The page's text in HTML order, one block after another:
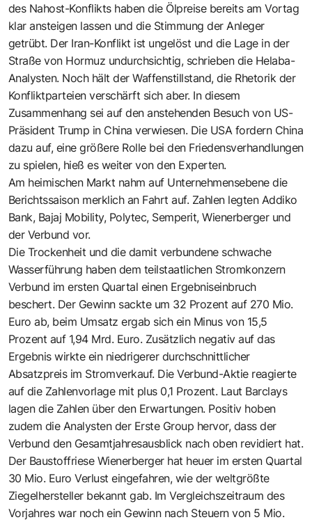
des Nahost-Konflikts haben die Ölpreise bereits am Vortag
klar ansteigen lassen und die Stimmung der Anleger
getrübt. Der Iran-Konflikt ist ungelöst und die Lage in der
Straße von Hormuz undurchsichtig, schrieben die Helaba-
Analysten. Noch hält der Waffenstillstand, die Rhetorik der
Konfliktparteien verschärft sich aber. In diesem
Zusammenhang sei auf den anstehenden Besuch von US-
Präsident Trump in China verwiesen. Die USA fordern China
dazu auf, eine größere Rolle bei den Friedensverhandlungen
zu spielen, hieß es weiter von den Experten.
Am heimischen Markt nahm auf Unternehmensebene die
Berichtssaison merklich an Fahrt auf. Zahlen legten Addiko
Bank, Bajaj Mobility, Polytec, Semperit, Wienerberger und
der Verbund vor.
Die Trockenheit und die damit verbundene schwache
Wasserführung haben dem teilstaatlichen Stromkonzern
Verbund im ersten Quartal einen Ergebniseinbruch
beschert. Der Gewinn sackte um 32 Prozent auf 270 Mio.
Euro ab, beim Umsatz ergab sich ein Minus von 15,5
Prozent auf 1,94 Mrd. Euro. Zusätzlich negativ auf das
Ergebnis wirkte ein niedrigerer durchschnittlicher
Absatzpreis im Stromverkauf. Die Verbund-Aktie reagierte
auf die Zahlenvorlage mit plus 0,1 Prozent. Laut Barclays
lagen die Zahlen über den Erwartungen. Positiv hoben
zudem die Analysten der Erste Group hervor, dass der
Verbund den Gesamtjahresausblick nach oben revidiert hat.
Der Baustoffriese Wienerberger hat heuer im ersten Quartal
30 Mio. Euro Verlust eingefahren, wie der weltgrößte
Ziegelhersteller bekannt gab. Im Vergleichszeitraum des
Vorjahres war noch ein Gewinn nach Steuern von 5 Mio.